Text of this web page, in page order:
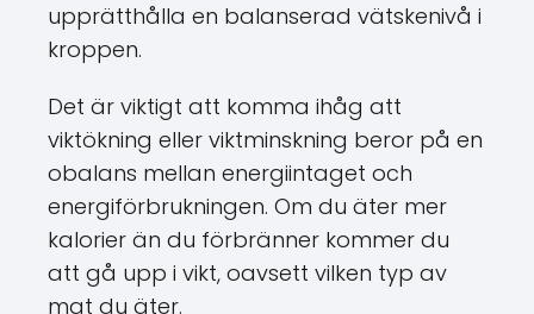
upprätthålla en balanserad vätskenivå i
kroppen.
Det är viktigt att komma ihåg att
viktökning eller viktminskning beror på en
obalans mellan energiintaget och
energiförbrukningen. Om du äter mer
kalorier än du förbränner kommer du
att gå upp i vikt, oavsett vilken typ av
mat du äter.